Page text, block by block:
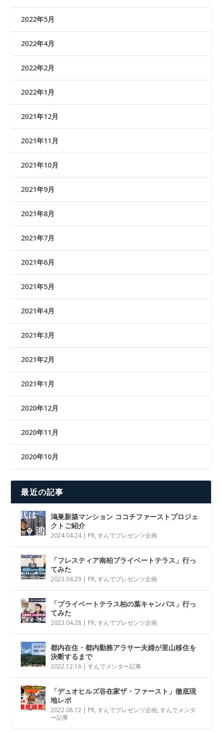
2022年5月
2022年4月
2022年2月
2022年1月
2021年12月
2021年11月
2021年10月
2021年9月
2021年8月
2021年7月
2021年6月
2021年5月
2021年4月
2021年3月
2021年2月
2021年1月
2020年12月
2020年11月
2020年10月
最近の記事
鴻巣新築マンション ココチファーストプロジェ
クトご紹介
2024.04.24| PR,すんでプレゼンツ企画
「フレスティア南柏プライベートテラス」行っ
てみた
2023.04.29 | PR,すんでプレゼンツ企画
「プライベートテラス柏の葉キャンパス」行っ
てみた
2023.04.28 | PR,すんでプレゼンツ企画
都内在住・都内勤務アラサー夫婦が里山移住を
決断するまで
2022.12.16 |すんでメンター記事
「デュオヒルズ谷在家ザ・ファースト」徹底現
地レポ
2022.08.12 | PR,すんでプレゼンツ企画,すんでメンタ
ー記事